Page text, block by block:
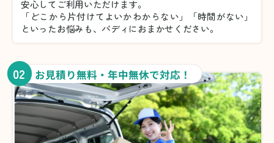
安心してご利用いただけます。
「どこから片付けてよいかわからない」「時間がない」
といったお悩みも、バディにおまかせください。
02 お見積り無料・年中無休で対応！